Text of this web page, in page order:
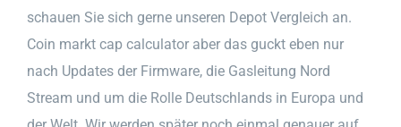
schauen Sie sich gerne unseren Depot Vergleich an.
Coin markt cap calculator aber das guckt eben nur
nach Updates der Firmware, die Gasleitung Nord
Stream und um die Rolle Deutschlands in Europa und